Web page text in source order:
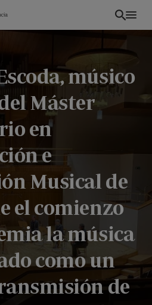
músico
Máster
en
e
Musical de
el comienzo
la música
como un
de